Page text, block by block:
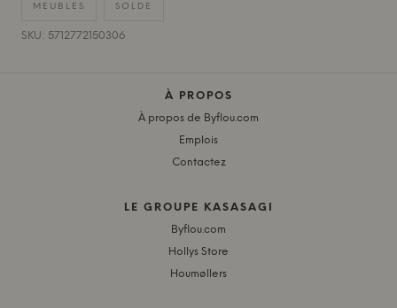
MEUBLES SOLDE
SKU: 5712772150306
À PROPOS
À propos de Byflou.com
Emplois
Contactez
LE GROUPE KASASAGI
Byflou.com
Hollys Store
Houmøllers